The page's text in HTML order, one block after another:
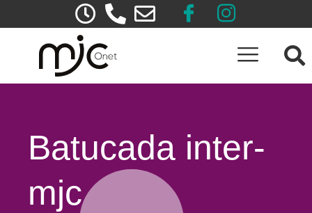
Batucada inter-
mjc